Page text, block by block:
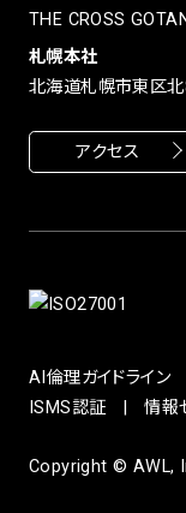
THE CROSS
札幌本社
北海道札幌市東区
アクセス
AI倫理ガイドライン
ISMS認証
情報
Copyright © AWL,